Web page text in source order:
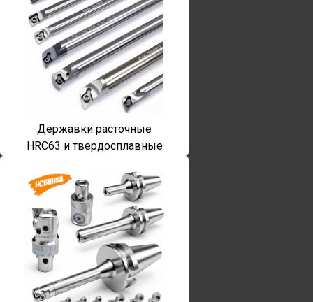
Державки расточные
HRC63 и твердосплавные